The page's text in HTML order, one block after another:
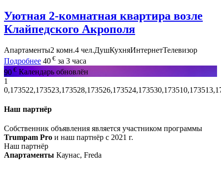
Уютная 2-комнатная квартира возле
Клайпедского Акрополя
Апартаменты2 комн.4 чел.ДушКухняИнтернетТелевизор
Подробнее 40 € за 3 часа
90 € Календарь обновлён
1
Наш партнёр
Собственник объявления является участником программы
Trumpam Pro и наш партнёр с 2021 г.
Наш партнёр
Апартаменты Каунас, Freda